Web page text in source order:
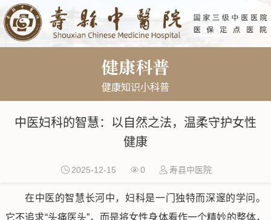
健康科普
健康知识小科普
中医妇科的智慧：以自然之法，温柔守护女性
健康
2025-12-15 0 寿县中医院
在中医的智慧长河中，妇科是一门独特而深邃的学问。
它不追求“头痛医头”，而是将女性身体看作一个精妙的整体，